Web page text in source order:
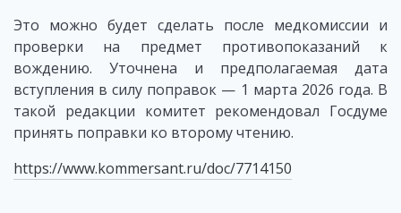
Это можно будет сделать после медкомиссии и
проверки на предмет противопоказаний к
вождению. Уточнена и предполагаемая дата
вступления в силу поправок — 1 марта 2026 года. В
такой редакции комитет рекомендовал Госдуме
принять поправки ко второму чтению.
https://www.kommersant.ru/doc/7714150